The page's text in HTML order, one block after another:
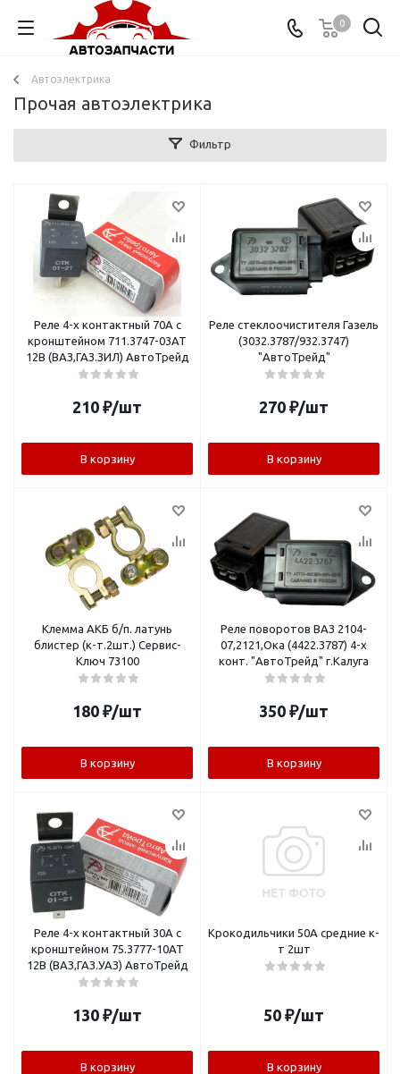
0
Автоэлектрика
Прочая автоэлектрика
Фильтр
Реле 4-х контактный 70А с
кронштейном 711.3747-03АТ
12В (ВАЗ,ГАЗ.ЗИЛ) АвтоТрейд
210 ₽/шт
В корзину
Реле стеклоочистителя Газель
(3032.3787/932.3747)
"АвтоТрейд"
270 ₽/шт
В корзину
Клемма АКБ б/п. латунь
блистер (к-т.2шт.) Сервис-
Ключ 73100
180 ₽/шт
В корзину
Реле поворотов ВАЗ 2104-
07,2121,Ока (4422.3787) 4-х
конт. "АвтоТрейд" г.Калуга
350 ₽/шт
В корзину
Реле 4-х контактный 30А с
кронштейном 75.3777-10АТ
12В (ВАЗ,ГАЗ.УАЗ) АвтоТрейд
130 ₽/шт
В корзину
Крокодильчики 50А средние к-
т 2шт
50 ₽/шт
В корзину